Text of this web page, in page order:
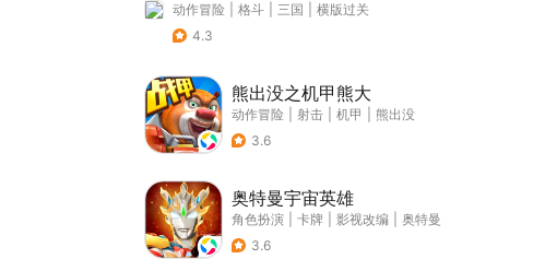
动作冒险 格斗 三国
横版过关
4.3
熊出没之机甲熊大
动作冒险 射击 机甲
熊出没
3.6
奥特曼宇宙英雄
角色扮演 卡牌 影视改编
奥特曼
3.6